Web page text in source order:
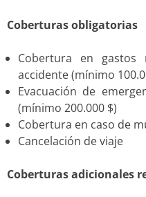
Coberturas obligatorias
Cobertura en gastos
accidente (mínimo
Evacuación de
(mínimo 200.000 $)
Cobertura en caso de
Cancelación de viaje
Coberturas adicionales